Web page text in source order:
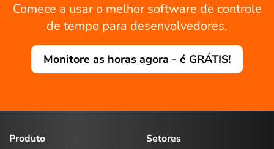
Comece a usar o melhor software de controle
de tempo para desenvolvedores.
Monitore as horas agora - é GRÁTIS!
Produto
Setores